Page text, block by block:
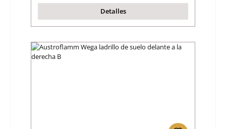
Detalles